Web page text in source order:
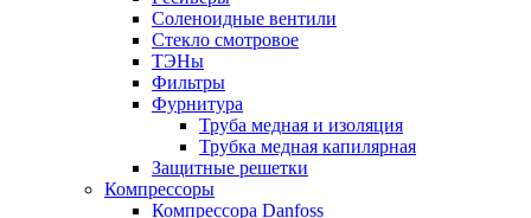
Соленоидные вентили
Стекло смотровое
ТЭНы
Фильтры
Фурнитура
Труба медная и изоляция
Трубка медная капилярная
Защитные решетки
Компрессоры
Компрессора Danfoss